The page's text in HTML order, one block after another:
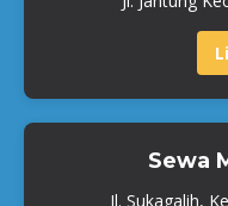
Sewa
Jl. Sukagalih,